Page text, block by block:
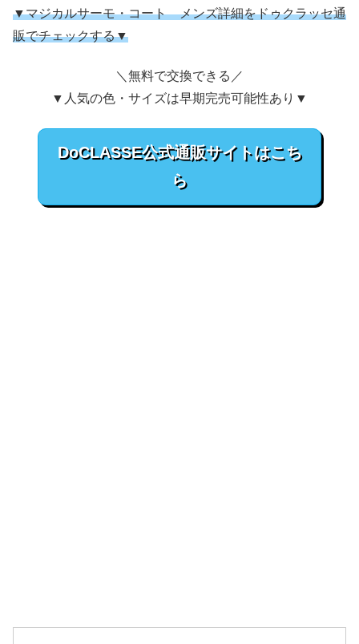
▼マジカルサーモ・コート メンズ詳細をドゥクラッセ通
販でチェックする▼
＼無料で交換できる／
▼人気の色・サイズは早期完売可能性あり▼
DoCLASSE公式通販サイトはこち
ら